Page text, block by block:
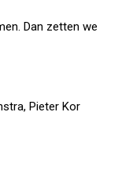
Dan zetten we
Pieter Kor